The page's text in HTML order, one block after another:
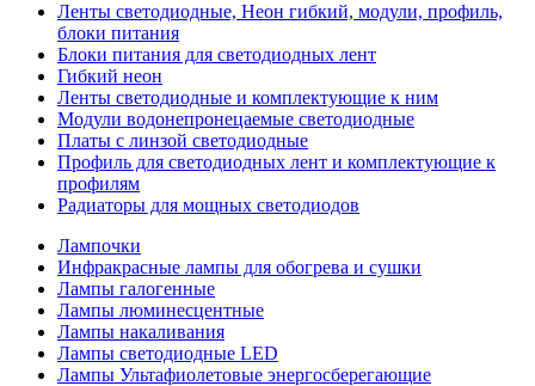
Ленты светодиодные, Неон гибкий, модули, профиль,
блоки питания
Блоки питания для светодиодных лент
Гибкий неон
Ленты светодиодные и комплектующие к ним
Модули водонепронецаемые светодиодные
Платы с линзой светодиодные
Профиль для светодиодных лент и комплектующие к
профилям
Радиаторы для мощных светодиодов
Лампочки
Инфракрасные лампы для обогрева и сушки
Лампы галогенные
Лампы люминесцентные
Лампы накаливания
Лампы светодиодные LED
Лампы Ультафиолетовые энергосберегающие